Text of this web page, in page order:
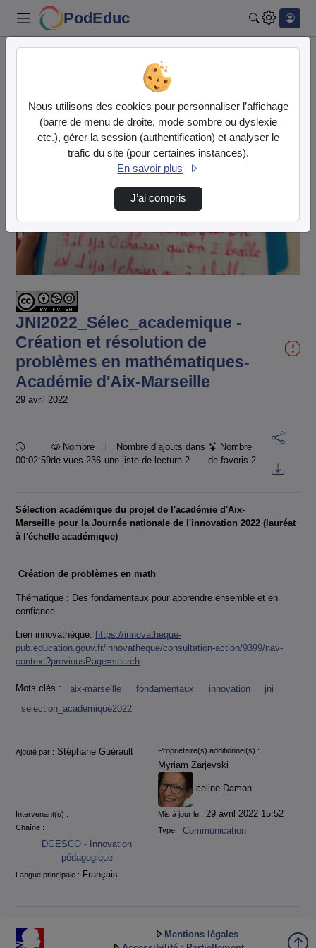
PodEduc
JNI2022_Sélec_academique - Création et résol…
Lire
la
vidéo
JNI2022_Sélec_academique -
Création et résolution de
problèmes en mathématiques-
Académie d'Aix-Marseille
29 avril 2022
Durée :
00:02:59
Nombre
de vues 236
Nombre d’ajouts dans
une liste de lecture 2
Nombre
de favoris 2
Sélection académique du projet de l'académie d'Aix-
Marseille pour la Journée nationale de l'innovation 2022 (lauréat
à l'échelle académique)
Création de problèmes en math
Thématique : Des fondamentaux pour apprendre ensemble et en
confiance
Lien innovathèque: https://innovatheque-
pub.education.gouv.fr/innovatheque/consultation-action/9399/nav-
context?previousPage=search
Mots clés : aix-marseille fondamentaux innovation
jni
selection_academique2022
Informations
Ajouté par : Stéphane Guérault Propriétaire(s) additionnel(s) :
Myriam Zarjevski
celine Damon
Intervenant(s) : Mis à jour le : 29 avril 2022 15:52
Chaîne :
DGESCO - Innovation
pédagogique
Type : Communication
Langue principale : Français
Mentions légales
Nous utilisons des cookies pour personnaliser l’affichage
(barre de menu de droite, mode sombre ou dyslexie
etc.), gérer la session (authentification) et analyser le
trafic du site (pour certaines instances).
En savoir plus
J’ai compris